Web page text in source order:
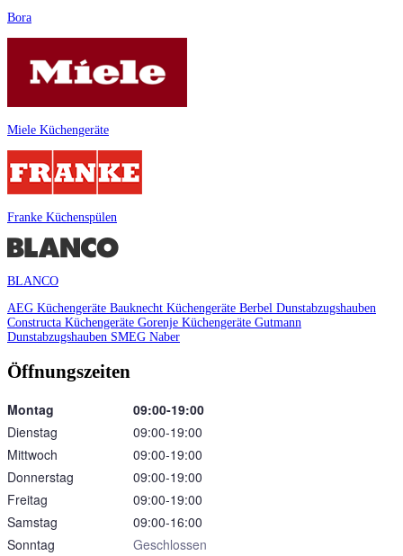
Bora
Miele Küchengeräte
Franke Küchenspülen
BLANCO
AEG Küchengeräte Bauknecht Küchengeräte Berbel Dunstabzugshauben
Constructa Küchengeräte Gorenje Küchengeräte Gutmann
Dunstabzugshauben SMEG Naber
Öffnungszeiten
Montag
09:00‑19:00
Dienstag
09:00‑19:00
Mittwoch
09:00‑19:00
Donnerstag
09:00‑19:00
Freitag
09:00‑19:00
Samstag
09:00‑16:00
Sonntag
Geschlossen